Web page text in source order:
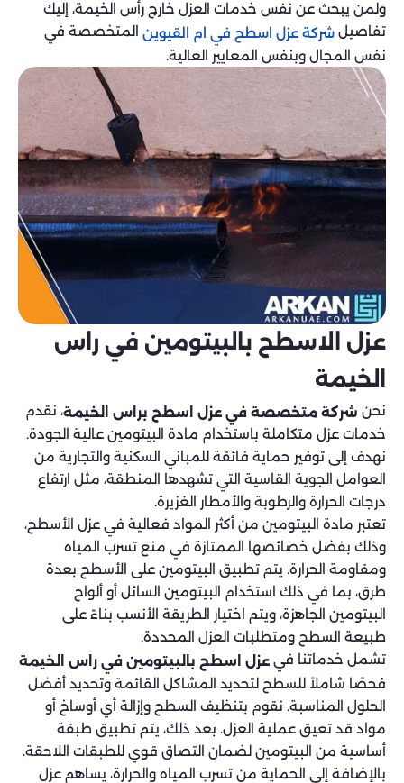
ولمن يبحث عن نفس خدمات العزل خارج رأس الخيمة، إليك
تفاصيل شركة عزل اسطح في ام القيوين المتخصصة في
نفس المجال وبنفس المعايير العالية.
عزل الاسطح بالبيتومين في راس
الخيمة
نحن شركة متخصصة في عزل اسطح براس الخيمة، نقدم
خدمات عزل متكاملة باستخدام مادة البيتومين عالية الجودة.
نهدف إلى توفير حماية فائقة للمباني السكنية والتجارية من
العوامل الجوية القاسية التي تشهدها المنطقة، مثل ارتفاع
درجات الحرارة والرطوبة والأمطار الغزيرة.
تعتبر مادة البيتومين من أكثر المواد فعالية في عزل الأسطح،
وذلك بفضل خصائصها الممتازة في منع تسرب المياه
ومقاومة الحرارة. يتم تطبيق البيتومين على الأسطح بعدة
طرق، بما في ذلك استخدام البيتومين السائل أو ألواح
البيتومين الجاهزة، ويتم اختيار الطريقة الأنسب بناءً على
طبيعة السطح ومتطلبات العزل المحددة.
تشمل خدماتنا في عزل اسطح بالبيتومين في راس الخيمة
فحصًا شاملاً للسطح لتحديد المشاكل القائمة وتحديد أفضل
الحلول المناسبة. نقوم بتنظيف السطح وإزالة أي أوساخ أو
مواد قد تعيق عملية العزل. بعد ذلك، يتم تطبيق طبقة
أساسية من البيتومين لضمان التصاق قوي للطبقات اللاحقة.
بالإضافة إلى الحماية من تسرب المياه والحرارة، يساهم عزل